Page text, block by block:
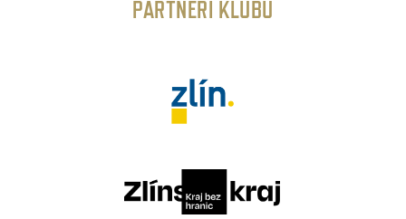
PARTNEŘI KLUBU